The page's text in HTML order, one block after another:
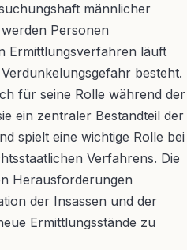
männlicher
Personen
Ermittlungsverfahren läuft
besteht.
für seine Rolle während der
ein zentraler Bestandteil der
spielt eine wichtige Rolle bei
Verfahrens. Die
Herausforderungen
der Insassen und der
Ermittlungsstände zu